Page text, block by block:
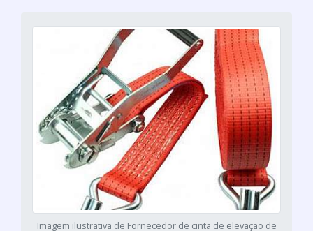
Imagem ilustrativa de Fornecedor de cinta de elevação de